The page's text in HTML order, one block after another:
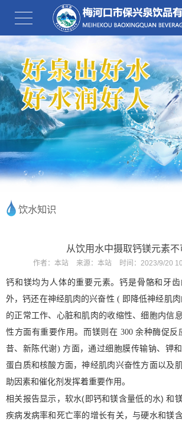
饮水知识
从饮用水中摄取钙镁元素不
作者： 本站 来源： 本站 时间： 2023/9/20
钙和镁均为人体的重要元素。钙是骨骼和牙
外，钙还在神经肌肉的兴奋性 ( 即降低神经肌
的正常工作、心脏和肌肉的收缩性、细胞内信
性方面有重要作用。而镁则在 300 余种酶促反
昔、新陈代谢) 方面，通过细胞膜传输钠、钾
蛋白质和核酸方面，神经肌肉兴奋性方面以及
助因素和催化剂发挥着重要作用。
相关报告显示，软水(即钙和镁含量低的水) 和
疾病发病率和死亡率的增长有关，与硬水和镁
扫描二维码